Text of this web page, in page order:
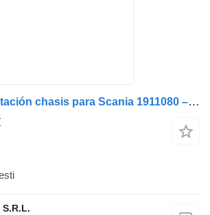
Marco de conmutación chasis para Scania 1911080 – 5 Locuri camión
S.R.L.